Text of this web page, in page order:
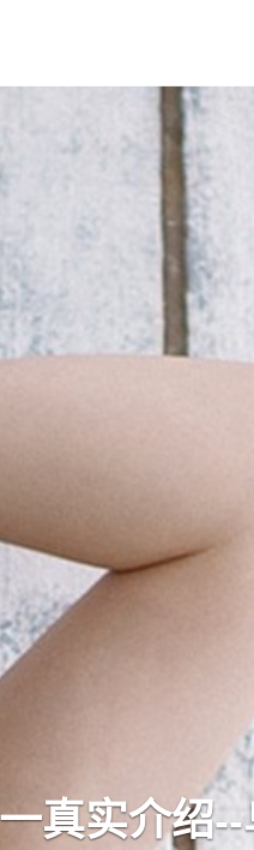
真实介绍